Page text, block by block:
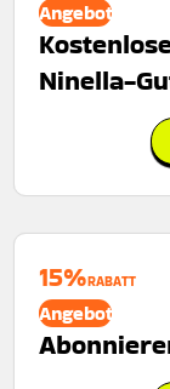
Angebot
Ninella-
15%RABATT
Angebot